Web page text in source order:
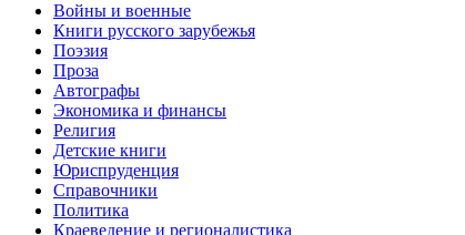
Войны и военные
Книги русского зарубежья
Поэзия
Проза
Автографы
Экономика и финансы
Религия
Детские книги
Юриспруденция
Справочники
Политика
Краеведение и регионалистика